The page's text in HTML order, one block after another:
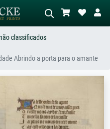
Pesquisa de imagens IA
uma árvore.
classificados
Abrindo a porta para o amante